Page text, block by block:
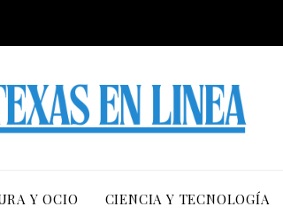
Y OCIO CIENCIA Y TECNOLOGÍA